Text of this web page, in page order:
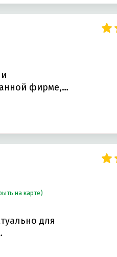
фирме,
на карте)
для